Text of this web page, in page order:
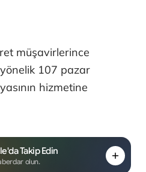
müşavirlerince
107 pazar
hizmetine
Takip Edin
olun.